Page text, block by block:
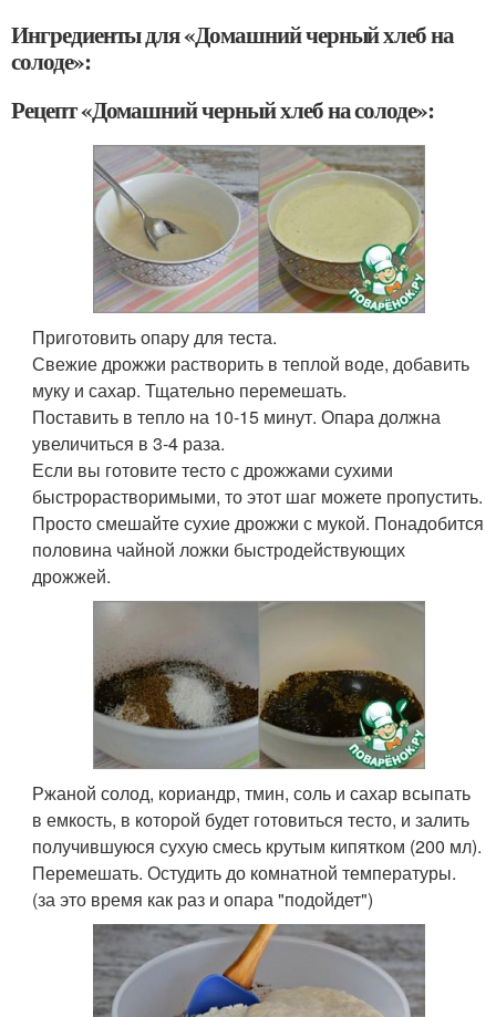
Ингредиенты для «Домашний черный хлеб на
солоде»:
Рецепт «Домашний черный хлеб на солоде»:
Приготовить опару для теста.
Свежие дрожжи растворить в теплой воде, добавить
муку и сахар. Тщательно перемешать.
Поставить в тепло на 10-15 минут. Опара должна
увеличиться в 3-4 раза.
Если вы готовите тесто с дрожжами сухими
быстрорастворимыми, то этот шаг можете пропустить.
Просто смешайте сухие дрожжи с мукой. Понадобится
половина чайной ложки быстродействующих
дрожжей.
Ржаной солод, кориандр, тмин, соль и сахар всыпать
в емкость, в которой будет готовиться тесто, и залить
получившуюся сухую смесь крутым кипятком (200 мл).
Перемешать. Остудить до комнатной температуры.
(за это время как раз и опара "подойдет")